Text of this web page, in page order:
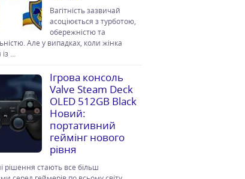
Вагітність зазвичай
асоціюється з турботою,
обережністю та
Але у випадках, коли жінка
…
Ігрова консоль
Valve Steam Deck
OLED 512GB Black
Новий:
портативний
геймінг нового
рівня
рішення стають все більш